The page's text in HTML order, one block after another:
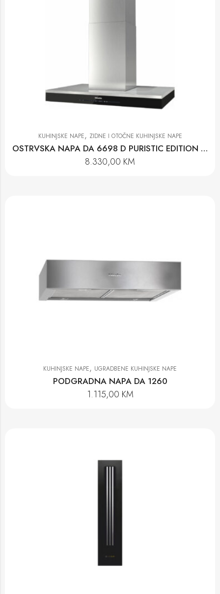
KUHINJSKE NAPE, ZIDNE I OTOČNE KUHINJSKE NAPE
OSTRVSKA NAPA DA 6698 D PURISTIC EDITION 6000
8.330,00 KM
KUHINJSKE NAPE, UGRADBENE KUHINJSKE NAPE
PODGRADNA NAPA DA 1260
1.115,00 KM